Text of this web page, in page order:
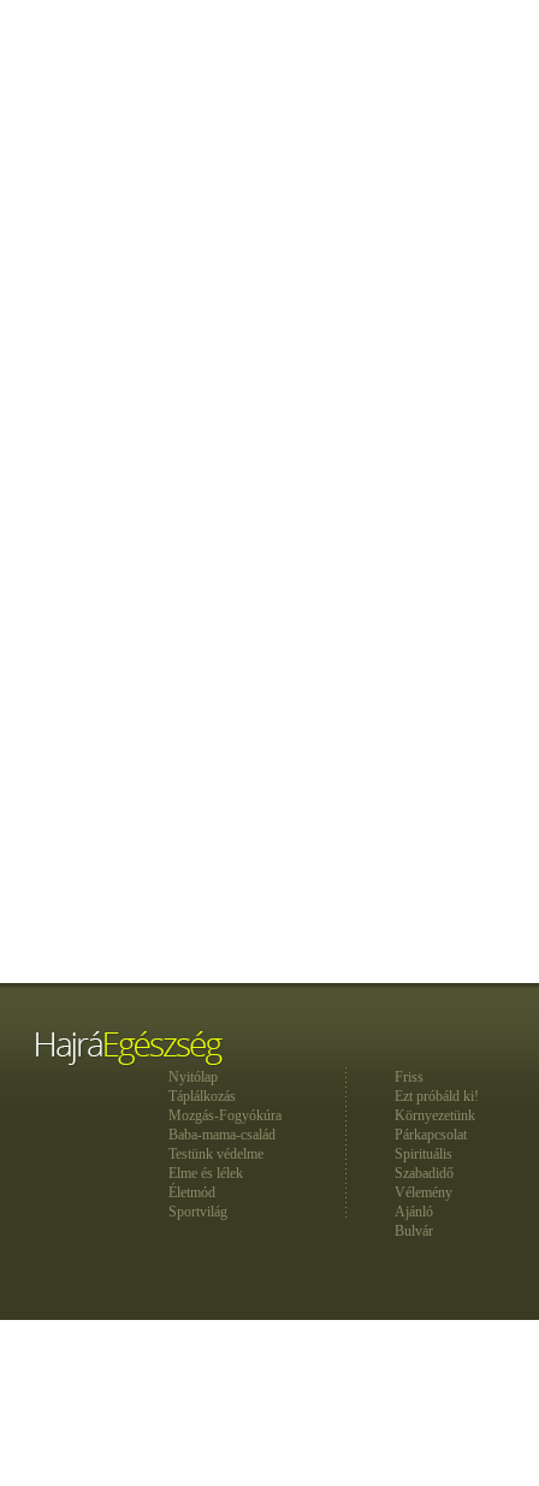
Nyitólap
Táplálkozás
Mozgás-Fogyókúra
Baba-mama-család
Testünk védelme
Elme és lélek
Életmód
Sportvilág
Friss
Ezt próbáld ki!
Környezetünk
Párkapcsolat
Spirituális
Szabadidő
Vélemény
Ajánló
Bulvár